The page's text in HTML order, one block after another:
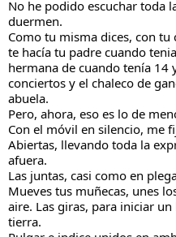
No he podido escuchar toda
duermen.
Como tu misma dices, con
te hacía tu padre cuando
hermana de cuando tenía 14
conciertos y el chaleco de
abuela.
Pero, ahora, eso es lo de
Con el móvil en silencio, me
Abiertas, llevando toda la
afuera.
Las juntas, casi como en
Mueves tus muñecas, unes
aire. Las giras, para iniciar
tierra.